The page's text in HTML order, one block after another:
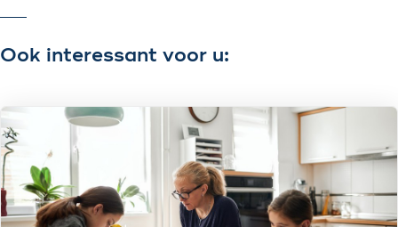
Ook interessant voor u: